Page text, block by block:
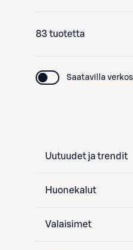
83 tuotetta
Saatavilla
Uutuudet ja trendit
Huonekalut
Valaisimet